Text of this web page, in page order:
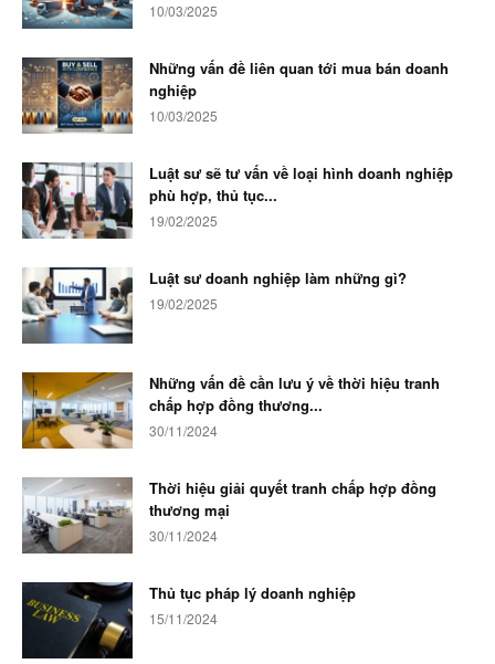
10/03/2025
Những vấn đề liên quan tới mua bán doanh
nghiệp
10/03/2025
Luật sư sẽ tư vấn về loại hình doanh nghiệp
phù hợp, thủ tục...
19/02/2025
Luật sư doanh nghiệp làm những gì?
19/02/2025
Những vấn đề cần lưu ý về thời hiệu tranh
chấp hợp đồng thương...
30/11/2024
Thời hiệu giải quyết tranh chấp hợp đồng
thương mại
30/11/2024
Thủ tục pháp lý doanh nghiệp
15/11/2024